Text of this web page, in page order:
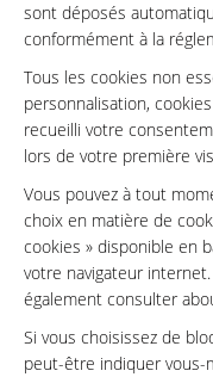
sont déposés
conformément à la
Tous les cookies non
personnalisation,
recueilli votre
lors de votre première
Vous pouvez à tout
choix en matière de
cookies » disponible en
votre navigateur
également consulter
Si vous choisissez de
peut-être indiquer vous-